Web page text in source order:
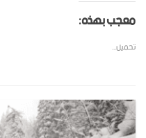
معجب بهذه:
تحميل...